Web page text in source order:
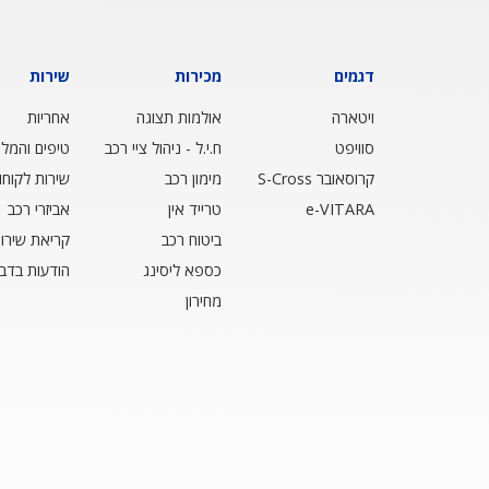
דגמים
ויטארה
סוויפט
קרוסאובר S-Cross
e-VITARA
מכירות
אולמות תצוגה
ח.י.ל - ניהול ציי רכב
מימון רכב
טרייד אין
ביטוח רכב
כספא ליסינג
מחירון
שירות
אחריות
טיפים
שירות
אביזרי רכב
קריאת
הודעות